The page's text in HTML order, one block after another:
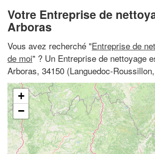
Votre Entreprise de
Arboras
Vous avez recherché "Entreprise de
de moi" ? Un Entreprise de nettoyage
Arboras, 34150 (Languedoc-
+
−